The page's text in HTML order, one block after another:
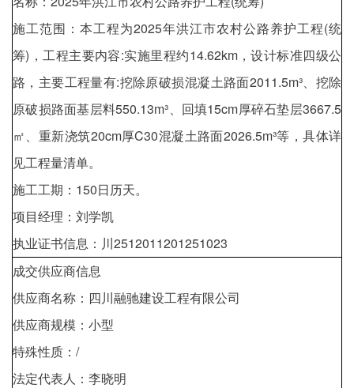
施工范围：本工程为2025年洪江市农村公路养护工程(统
筹)，工程主要内容:实施里程约14.62km，设计标准四级公
路，主要工程量有:挖除原破损混凝土路面2011.5m³、挖除
原破损路面基层料550.13m³、回填15cm厚碎石垫层3667.5
㎡、重新浇筑20cm厚C30混凝土路面2026.5m³等，具体详
见工程量清单。
施工工期：150日历天。
项目经理：刘学凯
执业证书信息：川2512011201251023
成交供应商信息
供应商名称：四川融驰建设工程有限公司
供应商规模：小型
特殊性质：/
法定代表人：李晓明